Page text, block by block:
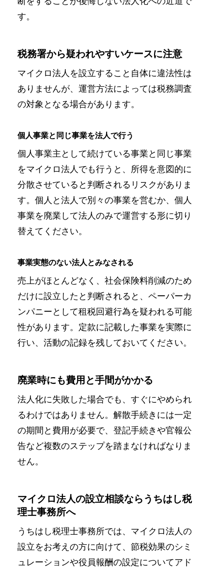
す。
税務署から疑われやすいケースに注意
マイクロ法人を設立すること自体に違法性は
ありませんが、運営方法によっては税務調査
の対象となる場合があります。
個人事業と同じ事業を法人で行う
個人事業主として続けている事業と同じ事業
をマイクロ法人でも行うと、所得を意図的に
分散させていると判断されるリスクがありま
す。個人と法人で別々の事業を営むか、個人
事業を廃業して法人のみで運営する形に切り
替えてください。
事業実態のない法人とみなされる
売上がほとんどなく、社会保険料削減のため
だけに設立したと判断されると、ペーパーカ
ンパニーとして租税回避行為を疑われる可能
性があります。定款に記載した事業を実際に
行い、活動の記録を残しておいてください。
廃業時にも費用と手間がかかる
法人化に失敗した場合でも、すぐにやめられ
るわけではありません。解散手続きには一定
の期間と費用が必要で、登記手続きや官報公
告など複数のステップを踏まなければなりま
せん。
マイクロ法人の設立相談ならうちはし税
理士事務所へ
うちはし税理士事務所では、マイクロ法人の
設立をお考えの方に向けて、節税効果のシミ
ュレーションや役員報酬の設定についてアド